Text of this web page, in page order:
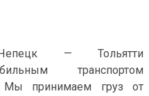
Чепецк — Тольятти
транспортом
принимаем груз от